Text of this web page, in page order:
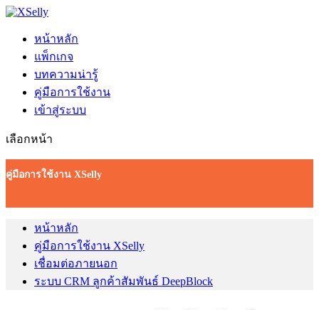
หน้าหลัก
แพ็กเกจ
บทความน่ารู้
คู่มือการใช้งาน
เข้าสู่ระบบ
เลือกหน้า
คู่มือการใช้งาน XSelly
หน้าหลัก
คู่มือการใช้งาน XSelly
เชื่อมต่อภายนอก
ระบบ CRM ลูกค้าสัมพันธ์ DeepBlock